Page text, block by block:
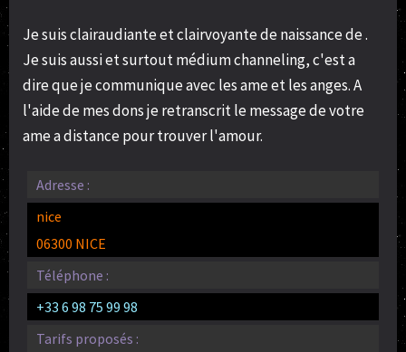
Je suis clairaudiante et clairvoyante de naissance de .
Je suis aussi et surtout médium channeling, c'est a
dire que je communique avec les ame et les anges. A
l'aide de mes dons je retranscrit le message de votre
ame a distance pour trouver l'amour.
Adresse :
nice
06300 NICE
Téléphone :
+33 6 98 75 99 98
Tarifs proposés :